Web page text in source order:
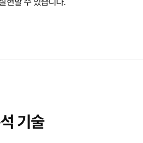
기술